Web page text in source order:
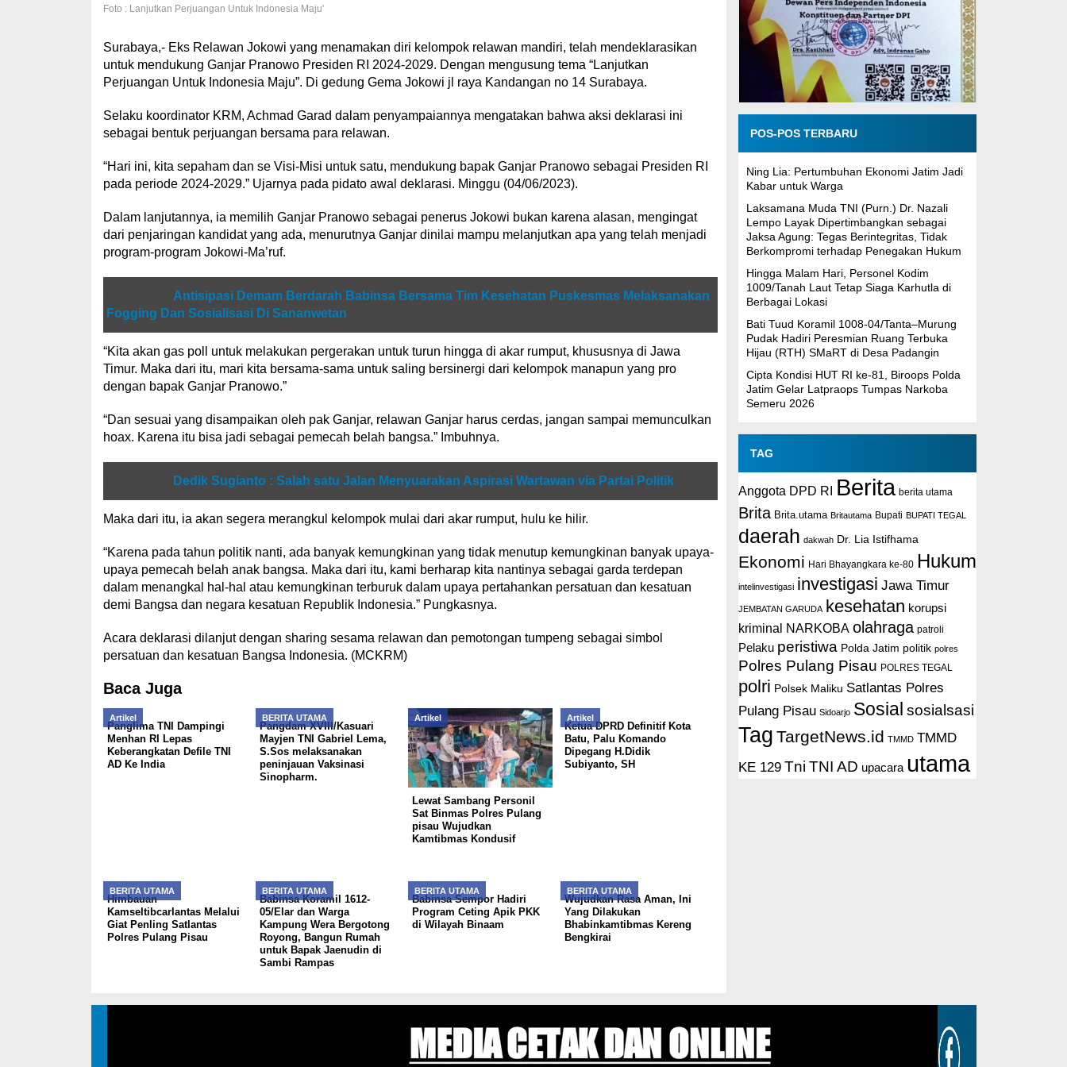
Foto : Lanjutkan Perjuangan Untuk Indonesia Maju'
Surabaya,- Eks Relawan Jokowi yang menamakan diri kelompok relawan mandiri, telah mendeklarasikan
untuk mendukung Ganjar Pranowo Presiden RI 2024-2029. Dengan mengusung tema “Lanjutkan
Perjuangan Untuk Indonesia Maju”. Di gedung Gema Jokowi jl raya Kandangan no 14 Surabaya.
Selaku koordinator KRM, Achmad Garad dalam penyampaiannya mengatakan bahwa aksi deklarasi ini
sebagai bentuk perjuangan bersama para relawan.
“Hari ini, kita sepaham dan se Visi-Misi untuk satu, mendukung bapak Ganjar Pranowo sebagai Presiden RI
pada periode 2024-2029.” Ujarnya pada pidato awal deklarasi. Minggu (04/06/2023).
Dalam lanjutannya, ia memilih Ganjar Pranowo sebagai penerus Jokowi bukan karena alasan, mengingat
dari penjaringan kandidat yang ada, menurutnya Ganjar dinilai mampu melanjutkan apa yang telah menjadi
program-program Jokowi-Ma’ruf.
Antisipasi Demam Berdarah Babinsa Bersama Tim Kesehatan Puskesmas Melaksanakan
Fogging Dan Sosialisasi Di Sananwetan
“Kita akan gas poll untuk melakukan pergerakan untuk turun hingga di akar rumput, khususnya di Jawa
Timur. Maka dari itu, mari kita bersama-sama untuk saling bersinergi dari kelompok manapun yang pro
dengan bapak Ganjar Pranowo.”
“Dan sesuai yang disampaikan oleh pak Ganjar, relawan Ganjar harus cerdas, jangan sampai memunculkan
hoax. Karena itu bisa jadi sebagai pemecah belah bangsa.” Imbuhnya.
Dedik Sugianto : Salah satu Jalan Menyuarakan Aspirasi Wartawan via Partai Politik
Maka dari itu, ia akan segera merangkul kelompok mulai dari akar rumput, hulu ke hilir.
“Karena pada tahun politik nanti, ada banyak kemungkinan yang tidak menutup kemungkinan banyak upaya-
upaya pemecah belah anak bangsa. Maka dari itu, kami berharap kita nantinya sebagai garda terdepan
dalam menangkal hal-hal atau kemungkinan terburuk dalam upaya pertahankan persatuan dan kesatuan
demi Bangsa dan negara kesatuan Republik Indonesia.” Pungkasnya.
Acara deklarasi dilanjut dengan sharing sesama relawan dan pemotongan tumpeng sebagai simbol
persatuan dan kesatuan Bangsa Indonesia. (MCKRM)
Baca Juga
Artikel
Panglima TNI Dampingi
Menhan RI Lepas
Keberangkatan Defile TNI
AD Ke India
BERITA UTAMA
Pangdam XVIII/Kasuari
Mayjen TNI Gabriel Lema,
S.Sos melaksanakan
peninjauan Vaksinasi
Sinopharm.
Artikel
Lewat Sambang Personil
Sat Binmas Polres Pulang
pisau Wujudkan
Kamtibmas Kondusif
Artikel
Ketua DPRD Definitif Kota
Batu, Palu Komando
Dipegang H.Didik
Subiyanto, SH
BERITA UTAMA
Himbauan
Kamseltibcarlantas Melalui
Giat Penling Satlantas
Polres Pulang Pisau
BERITA UTAMA
Babinsa Koramil 1612-
05/Elar dan Warga
Kampung Wera Bergotong
Royong, Bangun Rumah
untuk Bapak Jaenudin di
Sambi Rampas
BERITA UTAMA
Babinsa Sempor Hadiri
Program Ceting Apik PKK
di Wilayah Binaam
BERITA UTAMA
Wujudkan Rasa Aman, Ini
Yang Dilakukan
Bhabinkamtibmas Kereng
Bengkirai
POS-POS TERBARU
Ning Lia: Pertumbuhan Ekonomi Jatim Jadi
Kabar untuk Warga
Laksamana Muda TNI (Purn.) Dr. Nazali
Lempo Layak Dipertimbangkan sebagai
Jaksa Agung: Tegas Berintegritas, Tidak
Berkompromi terhadap Penegakan Hukum
Hingga Malam Hari, Personel Kodim
1009/Tanah Laut Tetap Siaga Karhutla di
Berbagai Lokasi
Bati Tuud Koramil 1008-04/Tanta–Murung
Pudak Hadiri Peresmian Ruang Terbuka
Hijau (RTH) SMaRT di Desa Padangin
Cipta Kondisi HUT RI ke-81, Biroops Polda
Jatim Gelar Latpraops Tumpas Narkoba
Semeru 2026
TAG
Anggota DPD RI Berita berita utama
Brita Brita.utama Britautama Bupati BUPATI TEGAL
daerah dakwah Dr. Lia Istifhama
Ekonomi Hari Bhayangkara ke-80 Hukum
intelinvestigasi investigasi Jawa Timur
JEMBATAN GARUDA kesehatan korupsi
kriminal NARKOBA olahraga patroli
Pelaku peristiwa Polda Jatim politik polres
Polres Pulang Pisau POLRES TEGAL
polri Polsek Maliku Satlantas Polres
Pulang Pisau Sidoarjo Sosial sosialsasi
Tag TargetNews.id TMMD TMMD
KE 129 Tni TNI AD upacara utama